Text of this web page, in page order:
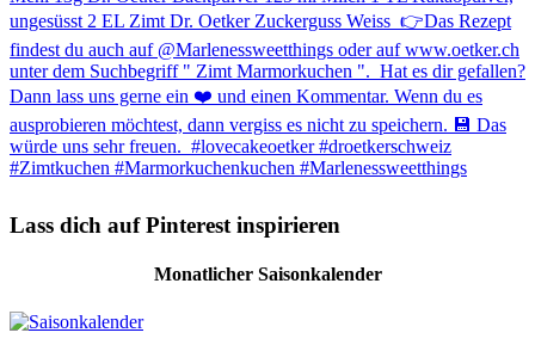
Lass dich auf Pinterest inspirieren
Monatlicher Saisonkalender